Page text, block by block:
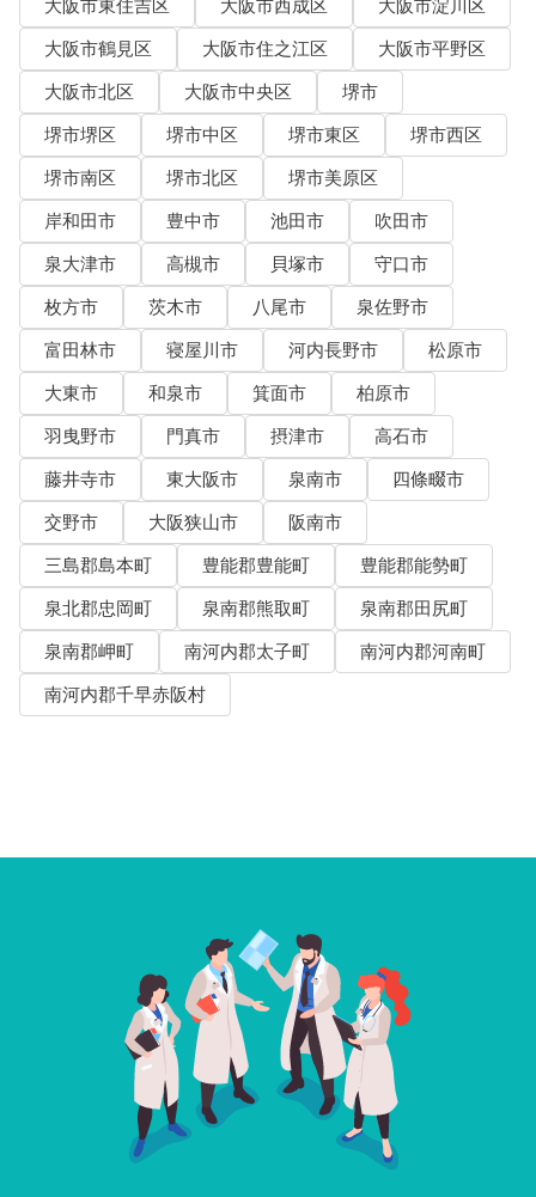
大阪市東住吉区
大阪市西成区
大阪市淀川区
大阪市鶴見区
大阪市住之江区
大阪市平野区
大阪市北区
大阪市中央区
堺市
堺市堺区
堺市中区 堺市東区
堺市西区
堺市南区
堺市北区
堺市美原区
岸和田市
豊中市 池田市
吹田市
泉大津市
高槻市 貝塚市
守口市
枚方市
茨木市 八尾市
泉佐野市
富田林市
寝屋川市 河内長野市
松原市
大東市
和泉市 箕面市
柏原市
羽曳野市
門真市 摂津市
高石市
藤井寺市
東大阪市 泉南市
四條畷市
交野市
大阪狭山市
阪南市
三島郡島本町
豊能郡豊能町
豊能郡能勢町
泉北郡忠岡町
泉南郡熊取町
泉南郡田尻町
泉南郡岬町
南河内郡太子町
南河内郡河南町
南河内郡千早赤阪村